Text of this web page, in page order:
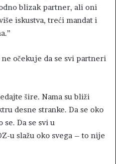
blizak partner, ali oni
iskustva, treći mandat i
očekuje da se svi partneri
šire. Nama su bliži
desne stranke. Da se oko
se. Da se svi u
u slažu oko svega – to nije